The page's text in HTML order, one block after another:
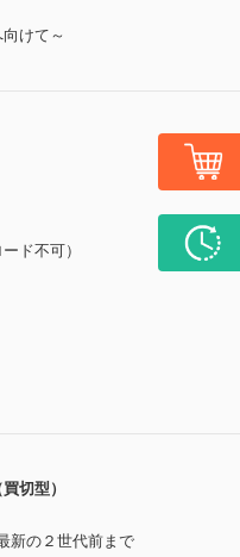
けて～
ド不可）
切型）
新の２世代前まで